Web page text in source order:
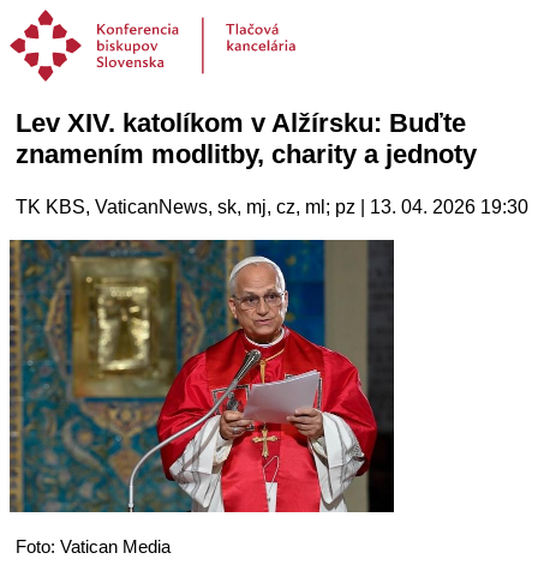
Lev XIV. katolíkom v Alžírsku: Buďte
znamením modlitby, charity a jednoty
TK KBS, VaticanNews, sk, mj, cz, ml; pz | 13. 04. 2026 19:30
Foto: Vatican Media